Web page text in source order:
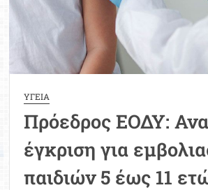
ΥΓΕΙΑ
Πρόεδρος ΕΟΔΥ:
έγκριση για
παιδιών 5 έως 11